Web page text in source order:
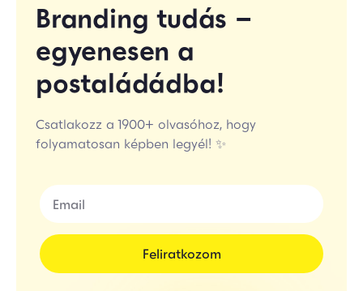
Branding tudás –
egyenesen a
postaládádba!
Csatlakozz a 1900+ olvasóhoz, hogy
folyamatosan képben legyél! ✨
Feliratkozom